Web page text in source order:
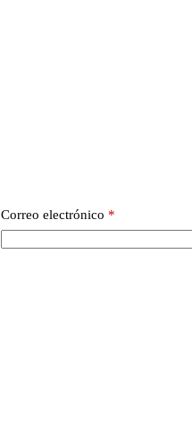
Correo electrónico *